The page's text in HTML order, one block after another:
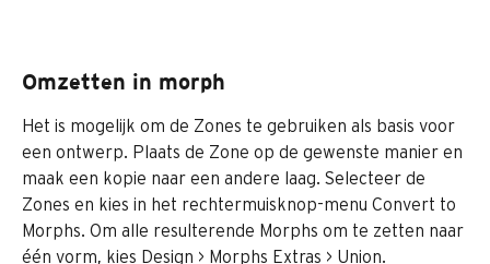
Omzetten in morph
Het is mogelijk om de Zones te gebruiken als basis voor
een ontwerp. Plaats de Zone op de gewenste manier en
maak een kopie naar een andere laag. Selecteer de
Zones en kies in het rechtermuisknop-menu Convert to
Morphs. Om alle resulterende Morphs om te zetten naar
één vorm, kies Design > Morphs Extras > Union.